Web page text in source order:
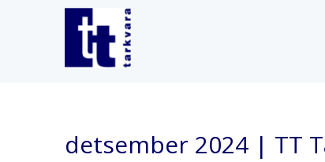
detsember 2024 | TT